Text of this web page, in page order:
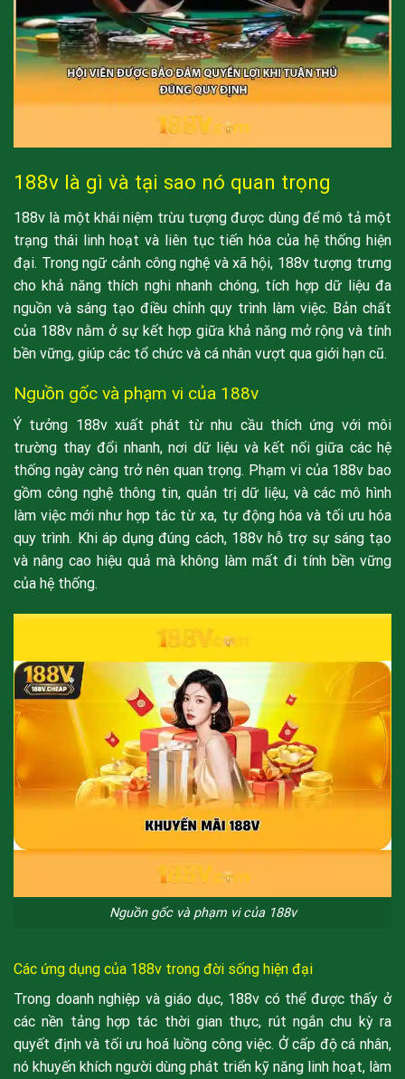
188v là gì và tại sao nó quan trọng
188v là một khái niệm trừu tượng được dùng để mô tả một
trạng thái linh hoạt và liên tục tiến hóa của hệ thống hiện
đại. Trong ngữ cảnh công nghệ và xã hội, 188v tượng trưng
cho khả năng thích nghi nhanh chóng, tích hợp dữ liệu đa
nguồn và sáng tạo điều chỉnh quy trình làm việc. Bản chất
của 188v nằm ở sự kết hợp giữa khả năng mở rộng và tính
bền vững, giúp các tổ chức và cá nhân vượt qua giới hạn cũ.
Nguồn gốc và phạm vi của 188v
Ý tưởng 188v xuất phát từ nhu cầu thích ứng với môi
trường thay đổi nhanh, nơi dữ liệu và kết nối giữa các hệ
thống ngày càng trở nên quan trọng. Phạm vi của 188v bao
gồm công nghệ thông tin, quản trị dữ liệu, và các mô hình
làm việc mới như hợp tác từ xa, tự động hóa và tối ưu hóa
quy trình. Khi áp dụng đúng cách, 188v hỗ trợ sự sáng tạo
và nâng cao hiệu quả mà không làm mất đi tính bền vững
của hệ thống.
Nguồn gốc và phạm vi của 188v
Các ứng dụng của 188v trong đời sống hiện đại
Trong doanh nghiệp và giáo dục, 188v có thể được thấy ở
các nền tảng hợp tác thời gian thực, rút ngắn chu kỳ ra
quyết định và tối ưu hoá luồng công việc. Ở cấp độ cá nhân,
nó khuyến khích người dùng phát triển kỹ năng linh hoạt, làm